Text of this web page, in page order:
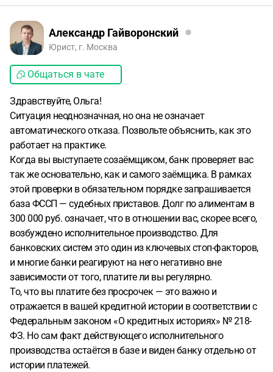
Александр Гайворонский
Юрист, г. Москва
Общаться в чате
Здравствуйте, Ольга!
Ситуация неоднозначная, но она не означает
автоматического отказа. Позвольте объяснить, как это
работает на практике.
Когда вы выступаете созаёмщиком, банк проверяет вас
так же основательно, как и самого заёмщика. В рамках
этой проверки в обязательном порядке запрашивается
база ФССП — судебных приставов. Долг по алиментам в
300 000 руб. означает, что в отношении вас, скорее всего,
возбуждено исполнительное производство. Для
банковских систем это один из ключевых стоп-факторов,
и многие банки реагируют на него негативно вне
зависимости от того, платите ли вы регулярно.
То, что вы платите без просрочек — это важно и
отражается в вашей кредитной истории в соответствии с
Федеральным законом «О кредитных историях» № 218-
ФЗ. Но сам факт действующего исполнительного
производства остаётся в базе и виден банку отдельно от
истории платежей.